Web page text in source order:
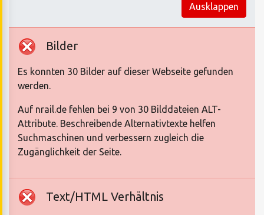
Ausklappen
Bilder
Es konnten 30 Bilder auf dieser Webseite gefunden
werden.
Auf nrail.de fehlen bei 9 von 30 Bilddateien ALT-
Attribute. Beschreibende Alternativtexte helfen
Suchmaschinen und verbessern zugleich die
Zugänglichkeit der Seite.
Text/HTML Verhältnis